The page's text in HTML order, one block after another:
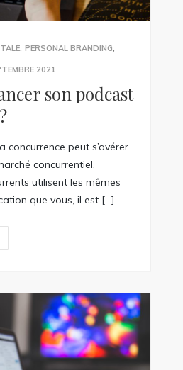
, PERSONAL BRANDING
2021
son podcast
concurrence peut s’avérer
concurrentiel.
utilisent les mêmes
que vous, il est […]